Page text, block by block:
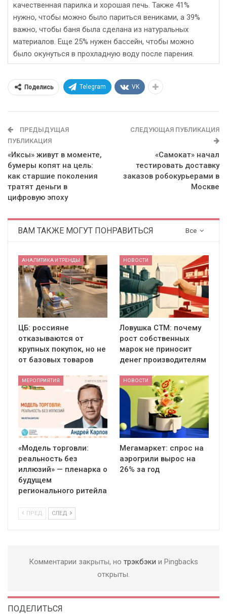
качественная парилка и хорошая печь. Также 41%
нужно, чтобы можно было париться вениками, а 39%
важно, чтобы баня была сделана из натуральных
материалов. Еще 25% нужен бассейн, чтобы можно
было окунуться в прохладную воду после парения.
Поделись Telegram VK
ПРЕДЫДУЩАЯ
ПУБЛИКАЦИЯ
«Иксы» живут в моменте,
бумеры копят на цель:
как старшие поколения
тратят деньги в
цифровую эпоху
СЛЕДУЮЩАЯ ПУБЛИКАЦИЯ
«Самокат» начал
тестировать доставку
заказов робокурьерами в
Москве
Все
ВАМ ТАКЖЕ МОГУТ ПОНРАВИТЬСЯ
АНАЛИТИКА И ТРЕНДЫ
ЦБ: россияне
отказываются от
крупных покупок, но не
от базовых товаров
НОВОСТИ
Ловушка СТМ: почему
рост собственных
марок не приносит
денег производителям
МЕРОПРИЯТИЯ
«Модель торговли:
реальность без
иллюзий» — пленарка о
будущем
регионального ритейла
НОВОСТИ
Мегамаркет: спрос на
аэрогрили вырос на
26% за год
ПРЕД СЛЕД
Комментарии закрыты, но трэкбэки и Pingbacks
открыты.
ПОДЕЛИТЬСЯ